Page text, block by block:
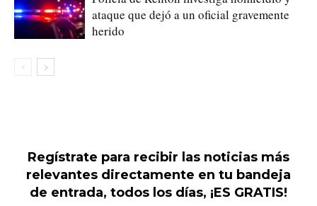
ataque que dejó a un oficial gravemente
herido
Regístrate para recibir las noticias más
relevantes directamente en tu bandeja
de entrada, todos los días, ¡ES GRATIS!